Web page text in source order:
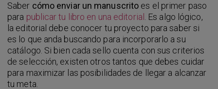
Saber cómo enviar un manuscrito es el primer paso
para publicar tu libro en una editorial . Es algo lógico,
la editorial debe conocer tu proyecto para saber si
es lo que anda buscando para incorporarlo a su
catálogo. Si bien cada sello cuenta con sus criterios
de selección, existen otros tantos que debes cuidar
para maximizar las posibilidades de llegar a alcanzar
tu meta.